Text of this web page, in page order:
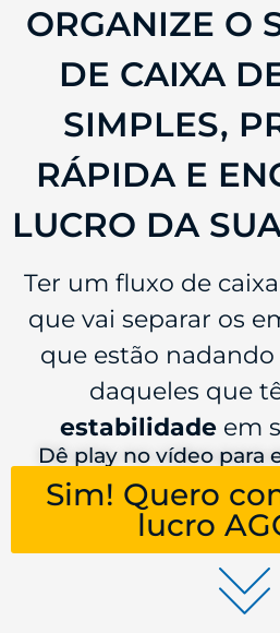
ORGANIZE O
DE CAIXA
SIMPLES,
RÁPIDA E
LUCRO DA
Ter um fluxo de
que vai separar os
que estão
daqueles que
estabilidadeem
Dê play no vídeo para
Sim! Quero
lucro